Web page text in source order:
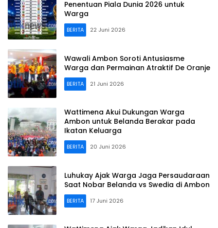
Penentuan Piala Dunia 2026 untuk
Warga
BERITA 22 Juni 2026
Wawali Ambon Soroti Antusiasme
Warga dan Permainan Atraktif De Oranje
BERITA 21 Juni 2026
Wattimena Akui Dukungan Warga
Ambon untuk Belanda Berakar pada
Ikatan Keluarga
BERITA 20 Juni 2026
Luhukay Ajak Warga Jaga Persaudaraan
Saat Nobar Belanda vs Swedia di Ambon
BERITA 17 Juni 2026